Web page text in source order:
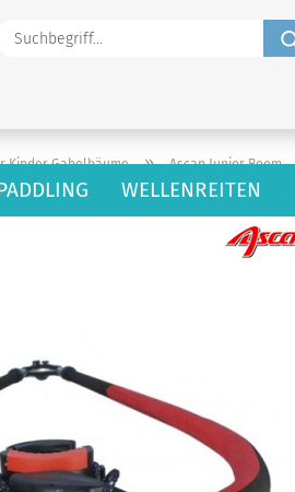
WELLENREITEN
Kinder Gabelbäume » Ascan Junior Boom